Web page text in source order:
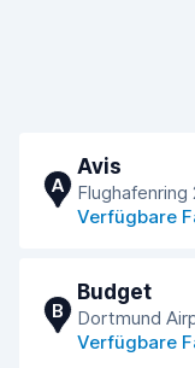
A
Avis
Verfügbare
B
Budget
Dortmund
Verfügbare